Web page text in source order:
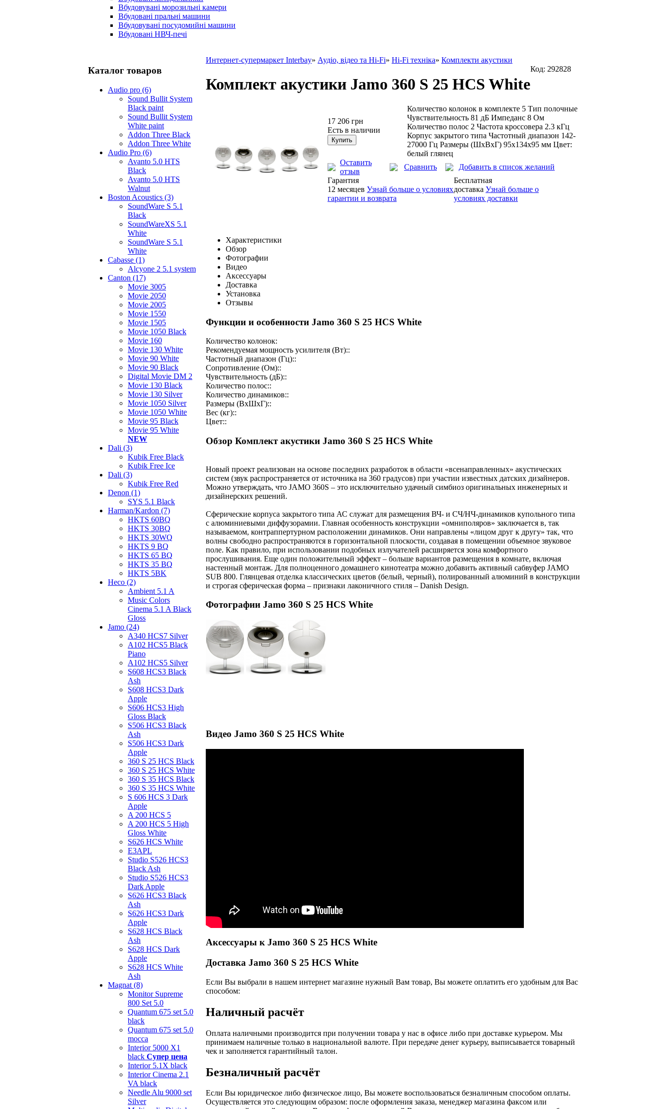
Вбудовувані морозильні камери
Вбудовані пральні машини
Вбудовувані посудомийні машини
Вбудовані НВЧ-печі
Каталог товаров
Audio pro (6)
Sound Bullit System
Black paint
Sound Bullit System
White paint
Addon Three Black
Addon Three White
Audio Pro (6)
Avanto 5.0 HTS
Black
Avanto 5.0 HTS
Walnut
Boston Acoustics (3)
SoundWare S 5.1
Black
SoundWareXS 5.1
White
SoundWare S 5.1
White
Cabasse (1)
Alcyone 2 5.1 system
Canton (17)
Movie 3005
Movie 2050
Movie 2005
Movie 1550
Movie 1505
Movie 1050 Black
Movie 160
Movie 130 White
Movie 90 White
Movie 90 Black
Digital Movie DM 2
Movie 130 Black
Movie 130 Silver
Movie 1050 Silver
Movie 1050 White
Movie 95 Black
Movie 95 White
NEW
Dali (3)
Kubik Free Black
Kubik Free Ice
Dali (3)
Kubik Free Red
Denon (1)
SYS 5.1 Black
Harman/Kardon (7)
HKTS 60BQ
HKTS 30BQ
HKTS 30WQ
HKTS 9 BQ
HKTS 65 BQ
HKTS 35 BQ
HKTS 5BK
Heco (2)
Ambient 5.1 A
Music Colors
Cinema 5.1 A Black
Gloss
Jamo (24)
A340 HCS7 Silver
A102 HCS5 Black
Piano
A102 HCS5 Silver
S608 HCS3 Black
Ash
S608 HCS3 Dark
Apple
S606 HCS3 High
Gloss Black
S506 HCS3 Black
Ash
S506 HCS3 Dark
Apple
360 S 25 HCS Black
360 S 25 HCS White
360 S 35 HCS Black
360 S 35 HCS White
S 606 HCS 3 Dark
Apple
A 200 HCS 5
A 200 HCS 5 High
Gloss White
S626 HCS White
E3APL
Studio S526 HCS3
Black Ash
Studio S526 HCS3
Dark Apple
S626 HCS3 Black
Ash
S626 HCS3 Dark
Apple
S628 HCS Black
Ash
S628 HCS Dark
Apple
S628 HCS White
Ash
Magnat (8)
Monitor Supreme
800 Set 5.0
Quantum 675 set 5.0
black
Quantum 675 set 5.0
mocca
Interior 5000 X1
black Супер цена
Interior 5.1X black
Interior Cinema 2.1
VA black
Needle Alu 9000 set
Silver
Интернет-супермаркет Interbay» Аудіо, відео та Hi-Fi» Hi-Fi техніка» Комплекти акустики
Комплект акустики Jamo 360 S 25 HCS White
Код: 292828
17 206 грн
Есть в наличии
Количество колонок в комплекте 5 Тип полочные
Чувствительность 81 дБ Импеданс 8 Ом
Количество полос 2 Частота кроссовера 2.3 кГц
Корпус закрытого типа Частотный диапазон 142-
27000 Гц Размеры (ШхВхГ) 95x134x95 мм Цвет:
белый глянец
Оставить
отзыв
Сравнить
Добавить в список желаний
Гарантия
12 месяцев Узнай больше о условиях
гарантии и возврата
Бесплатная
доставка Узнай больше о
условиях доставки
Характеристики
Обзор
Фотографии
Видео
Аксессуары
Доставка
Установка
Отзывы
Функции и особенности Jamo 360 S 25 HCS White
Количество колонок:
Рекомендуемая мощность усилителя (Вт)::
Частотный диапазон (Гц)::
Сопротивление (Ом)::
Чувствительность (дБ)::
Количество полос::
Количество динамиков::
Размеры (ВхШхГ)::
Вес (кг)::
Цвет::
Обзор Комплект акустики Jamo 360 S 25 HCS White
Новый проект реализован на основе последних разработок в области «всенаправленных» акустических
систем (звук распространяется от источника на 360 градусов) при участии известных датских дизайнеров.
Можно утверждать, что JAMO 360S – это исключительно удачный симбиоз оригинальных инженерных и
дизайнерских решений.
Сферические корпуса закрытого типа АС служат для размещения ВЧ- и СЧ/НЧ-динамиков купольного типа
с алюминиевыми диффузорамии. Главная особенность конструкции «омниполяров» заключается в, так
называемом, контраппертурном расположении динамиков. Они направлены «лицом друг к другу» так, что
волны свободно распространяются в горизонтальной плоскости, создавая в помещении объемное звуковое
поле. Как правило, при использовании подобных излучателей расширяется зона комфортного
прослушивания. Еще один положительный эффект – больше вариантов размещения в комнате, включая
настенный монтаж. Для полноценного домашнего кинотеатра можно добавить активный сабвуфер JAMO
SUB 800. Глянцевая отделка классических цветов (белый, черный), полированный алюминий в конструкции
и строгая сферическая форма – признаки лаконичного стиля – Danish Design.
Фотографии Jamo 360 S 25 HCS White
Видео Jamo 360 S 25 HCS White
Аксессуары к Jamo 360 S 25 HCS White
Доставка Jamo 360 S 25 HCS White
Если Вы выбрали в нашем интернет магазине нужный Вам товар, Вы можете оплатить его удобным для Вас
способом:
Наличный расчёт
Оплата наличными производится при получении товара у нас в офисе либо при доставке курьером. Мы
принимаем наличные только в национальной валюте. При передаче денег курьеру, выписывается товарный
чек и заполняется гарантийный талон.
Безналичный расчёт
Если Вы юридическое либо физическое лицо, Вы можете воспользоваться безналичным способом оплаты.
Осуществляется это следующим образом: после оформления заказа, менеджер магазина факсом или